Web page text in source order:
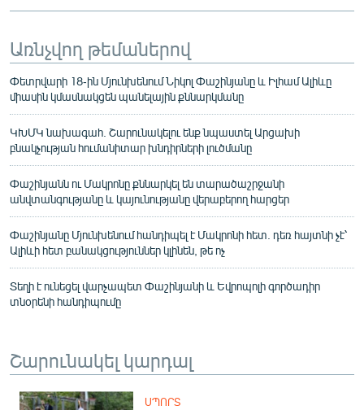
Առնչվող թեմաներով
Փետրվարի 18-ին Մյունխենում Նիկոլ Փաշինյանը և Իլհամ Ալիևը
միասին կմասնակցեն պանելային քննարկմանը
ԿԽՄԿ նախագահ. Շարունակելու ենք նպաստել Արցախի
բնակչության հումանիտար խնդիրների լուծմանը
Փաշինյանն ու Մակրոնը քննարկել են տարածաշրջանի
անվտանգությանը և կայունությանը վերաբերող հարցեր
Փաշինյանը Մյունխենում հանդիպել է Մակրոնի հետ. դեռ հայտնի չէ՝
Ալիևի հետ բանակցություններ կլինեն, թե ոչ
Տեղի է ունեցել վարչապետ Փաշինյանի և Եվրոպոլի գործադիր
տնօրենի հանդիպումը
Շարունակել կարդալ
ՍՊՈՐՏ